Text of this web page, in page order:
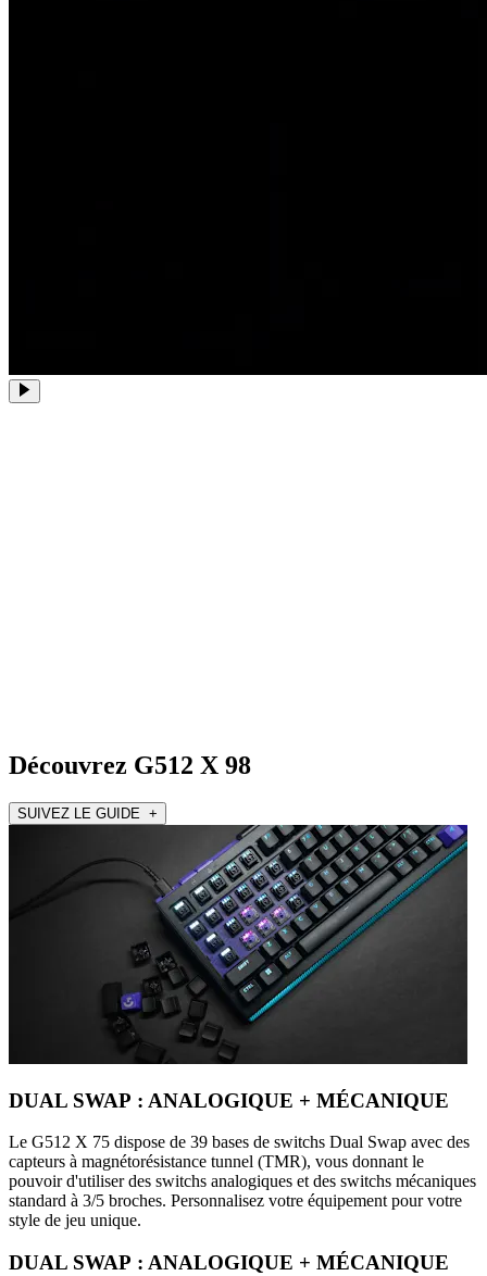
Découvrez G512 X 98
SUIVEZ LE GUIDE +
DUAL SWAP : ANALOGIQUE + MÉCANIQUE
Le G512 X 75 dispose de 39 bases de switchs Dual Swap avec des
capteurs à magnétorésistance tunnel (TMR), vous donnant le
pouvoir d'utiliser des switchs analogiques et des switchs mécaniques
standard à 3/5 broches. Personnalisez votre équipement pour votre
style de jeu unique.
DUAL SWAP : ANALOGIQUE + MÉCANIQUE